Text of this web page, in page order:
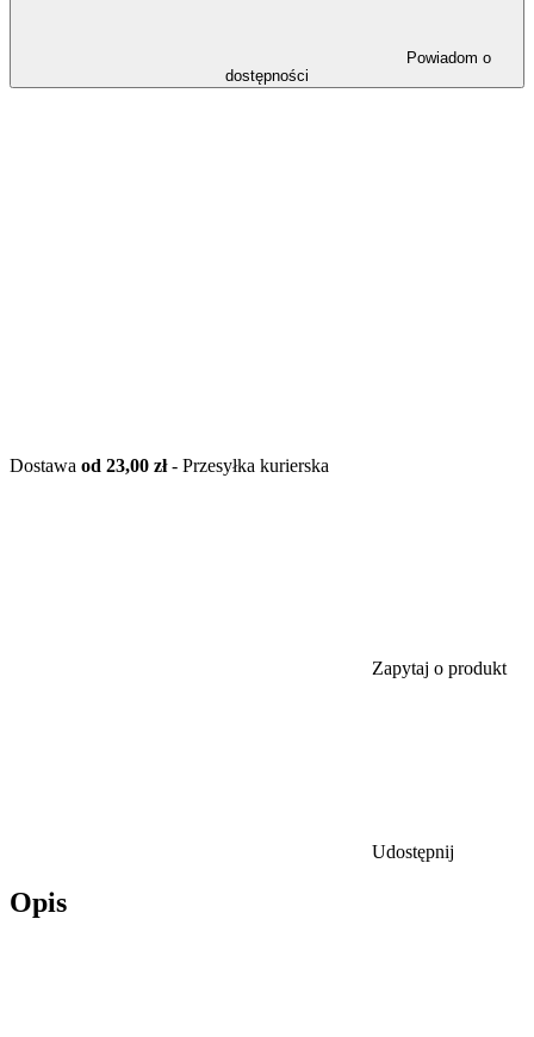
dostępności
Dostawa od 23,00 zł- Przesyłka kurierska
Zapytaj o produkt
Udostępnij
Opis